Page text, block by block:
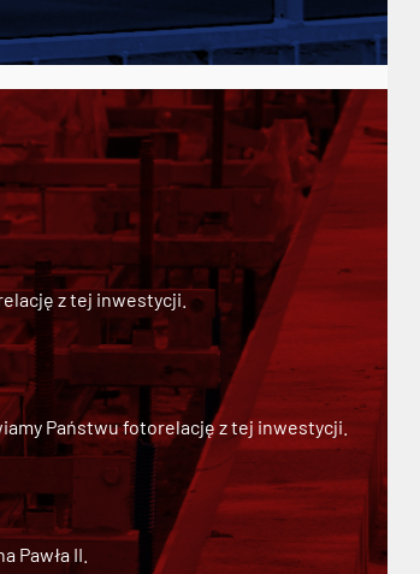
z tej inwestycji.
Państwu fotorelację z tej inwestycji.
II.